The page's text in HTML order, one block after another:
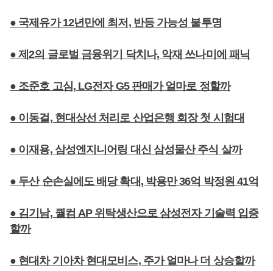
● 국제유가 12년만에 최저, 반등 가능성 불투명
● 제2의 글로벌 금융위기 닥치나, 악재 쓰나미에 패닉
● 조준호 고심, LG전자 G5 판매가 얼마로 정할까
● 이동걸, 현대상선 처리로 산업은행 회장 첫 시험대
● 이재용, 삼성엔지니어링 대신 삼성물산 주식 살까
● 두산 순손실에도 배당 확대, 박용만 36억 박정원 41억
● 김기남, 퀄컴 AP 위탁생산으로 삼성전자 기술력 입증
할까
● 현대차 기아차 현대모비스, 주가 얼마나 더 상승할까